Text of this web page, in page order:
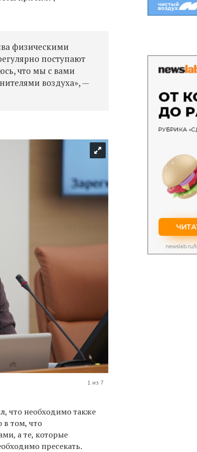
физическими
поступают
что мы с вами
воздуха», —
1 из 7
что необходимо также
в том, что
а те, которые
пресекать.